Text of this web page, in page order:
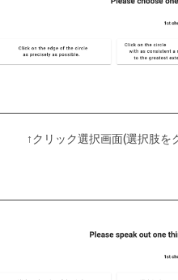
↑クリック選択画面(選択肢を